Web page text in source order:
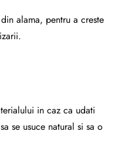
alama, pentru a creste
in caz ca udati
se usuce natural si sa o